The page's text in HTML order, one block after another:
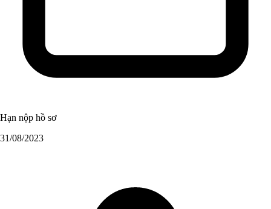
Hạn nộp hồ sơ
31/08/2023